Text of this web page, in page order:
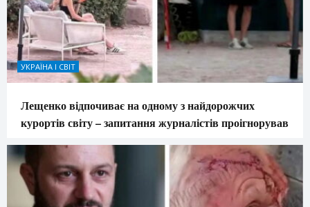
УКРАЇНА І СВІТ
Лещенко відпочиває на одному з найдорожчих
курортів світу – запитання журналістів проігнорував